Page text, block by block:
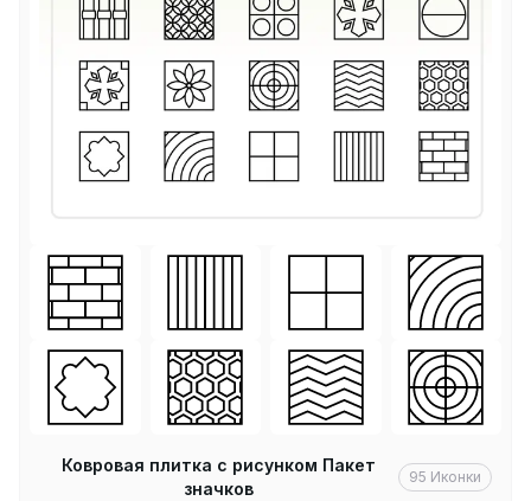
Ковровая плитка с рисунком Пакет
значков
95 Иконки